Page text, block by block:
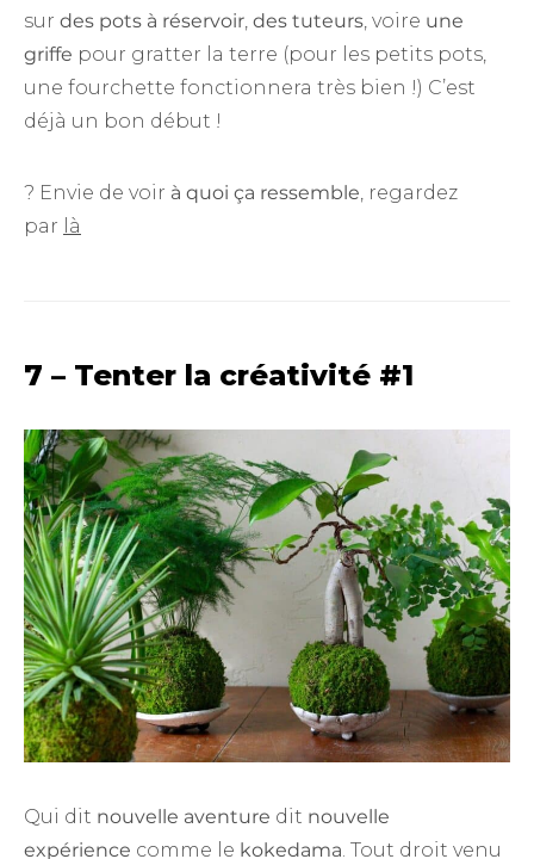
sur des pots à réservoir des tuteurs , voire une
griffe pour gratter la terre (pour les petits pots,
une fourchette fonctionnera très bien !) C’est
déjà un bon début !
? Envie de voir à quoi ça ressemble , regardez
par là
7 – Tenter la créativité #1
Qui dit nouvelle aventure dit nouvelle
expérience comme le kokedama . Tout droit venu